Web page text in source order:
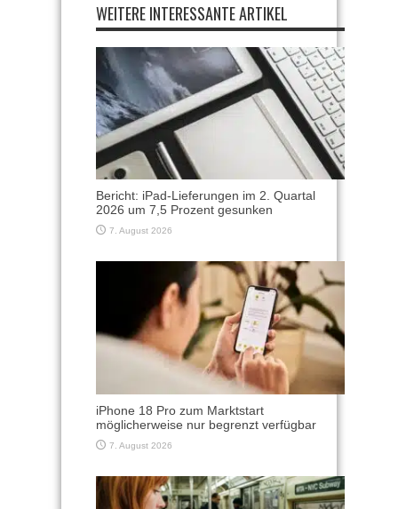
WEITERE INTERESSANTE ARTIKEL
Bericht: iPad-Lieferungen im 2. Quartal
2026 um 7,5 Prozent gesunken
7. August 2026
iPhone 18 Pro zum Marktstart
möglicherweise nur begrenzt verfügbar
7. August 2026